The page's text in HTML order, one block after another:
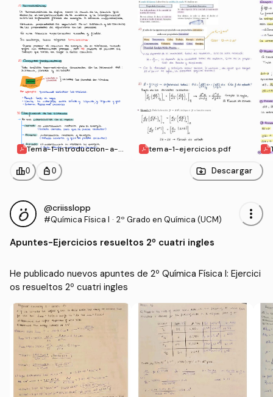
Tema-1-introduccion-a-l
tema-1-ejercicios.pdf
leaderboard0 personal_bag 0 Descargar
@criisslopp
#Química Física I · 2º Grado en Química (UCM) more_vert
Apuntes-Ejercicios resueltos 2º cuatri ingles
He publicado nuevos apuntes de 2º Química Física I: Ejercici
os resueltos 2º cuatri ingles